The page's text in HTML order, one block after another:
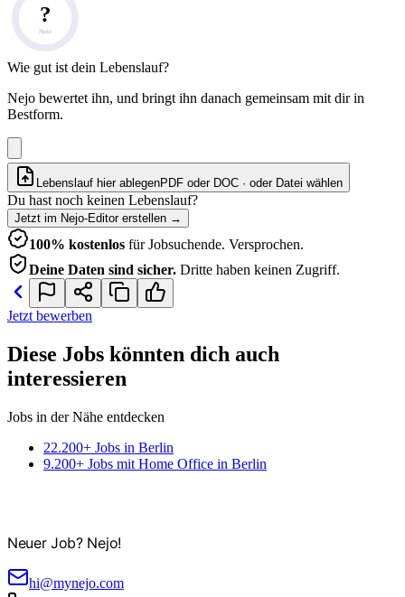
?
Note
Wie gut ist dein Lebenslauf?
Nejo bewertet ihn, und bringt ihn danach gemeinsam mit dir in
Bestform.
Lebenslauf hier ablegenPDF oder DOC · oder Datei wählen
Du hast noch keinen Lebenslauf?
Jetzt im Nejo-Editor erstellen →
100% kostenlos für Jobsuchende. Versprochen.
Deine Daten sind sicher. Dritte haben keinen Zugriff.
Jetzt bewerben
Diese Jobs könnten dich auch
interessieren
Jobs in der Nähe entdecken
22.200+ Jobs in Berlin
9.200+ Jobs mit Home Office in Berlin
Neuer Job? Nejo!
hi@mynejo.com